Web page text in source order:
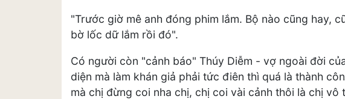
"Trước giờ mê anh đóng phim lắm. Bộ nào cũng hay,
bờ lốc dữ lắm rồi đó".
Có người còn "cảnh báo" Thúy Diễm - vợ ngoài đời
diện mà làm khán giả phải tức điên thì quá là thành
mà chị đừng coi nha chị, chị coi vài cảnh thôi là chị vô